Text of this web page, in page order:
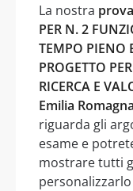
La nostra
PER N. 2
TEMPO PIENO
PROGETTO
RICERCA E
Emilia
riguarda gli
esame e
mostrare tutti